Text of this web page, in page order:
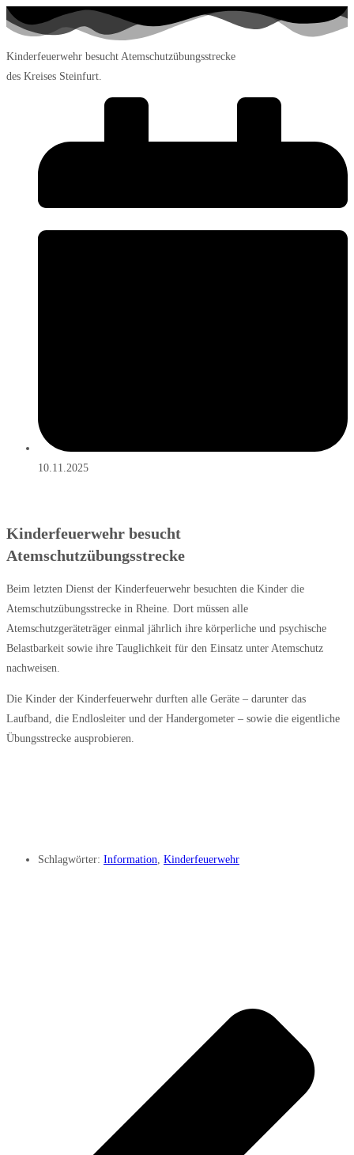
Kinderfeuerwehr besucht Atemschutzübungsstrecke
des Kreises Steinfurt.
10.11.2025
Kinderfeuerwehr besucht
Atemschutzübungsstrecke
Beim letzten Dienst der Kinderfeuerwehr besuchten die Kinder die
Atemschutzübungsstrecke in Rheine. Dort müssen alle
Atemschutzgeräteträger einmal jährlich ihre körperliche und psychische
Belastbarkeit sowie ihre Tauglichkeit für den Einsatz unter Atemschutz
nachweisen.
Die Kinder der Kinderfeuerwehr durften alle Geräte – darunter das
Laufband, die Endlosleiter und der Handergometer – sowie die eigentliche
Übungsstrecke ausprobieren.
Schlagwörter: Information, Kinderfeuerwehr